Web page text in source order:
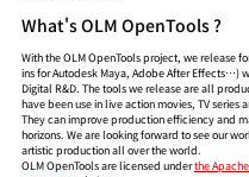
What's OLM OpenTools ?
With the OLM OpenTools project, we release
ins for Autodesk Maya, Adobe After Effects…)
Digital R&D. The tools we release are all
have been use in live action movies, TV series
They can improve production efficiency and
horizons. We are looking forward to see our
artistic production all over the world.
OLM OpenTools are licensed under the